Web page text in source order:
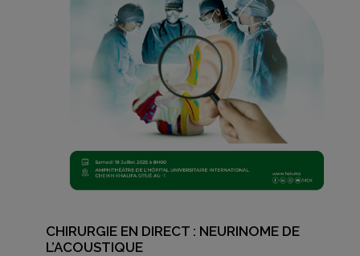
CHIRURGIE EN DIRECT : NEURINOME DE
L’ACOUSTIQUE